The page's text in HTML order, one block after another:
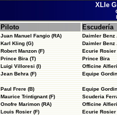
XLIe
Piloto Escudería
Juan Manuel Fangio (RA)
Daimler Benz
Karl Kling (G)
Daimler Benz
Robert Manzon (F)
Ecurie Rosier
Prince Bira (T)
Prince Bira
Luigi Villoresi (I)
Officine
Jean Behra (F) Equipe
Paul Frere (B)
Equipe
Maurice Trintignant (F)
Scuderia
Onofre Marimon (RA)
Officine
Louis Rosier (F)
Ecurie Rosier